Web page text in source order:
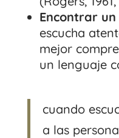
Encontrar
escucha
mejor
un lenguaje
cuando
a las